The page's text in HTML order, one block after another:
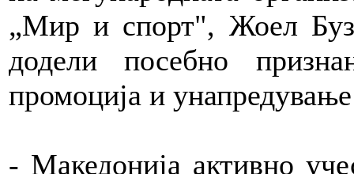
„Мир и спорт", Жоел
додели посебно
промоција и
- Македонија активно